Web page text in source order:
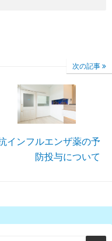
次の記事
インフルエンザ薬の予
防投与について